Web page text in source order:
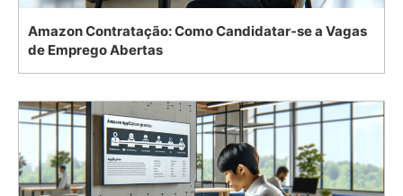
Amazon Contratação: Como Candidatar-se a Vagas
de Emprego Abertas